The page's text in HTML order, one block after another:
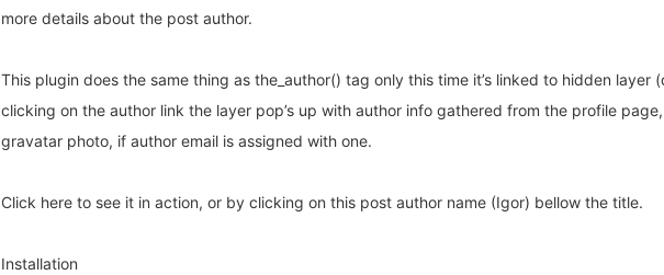
more details about the post author.
This plugin does the same thing as the_author() tag only this time it’s linked to hidden layer
clicking on the author link the layer pop’s up with author info gathered from the profile
gravatar photo, if author email is assigned with one.
Click here to see it in action, or by clicking on this post author name (Igor) bellow the title.
Installation